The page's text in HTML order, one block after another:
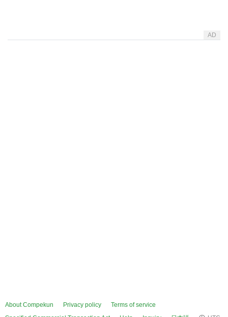
AD
About Compekun Privacy policy
Terms of service